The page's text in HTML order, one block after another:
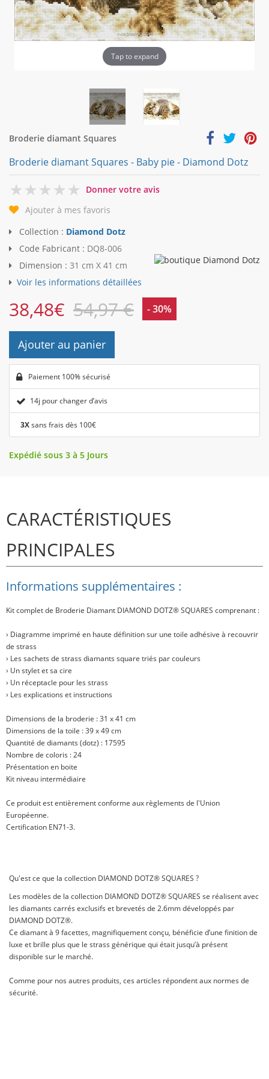
Tap to expand
Broderie diamant Squares
Broderie diamant Squares - Baby pie - Diamond Dotz
0
Donner votre avis
Ajouter à mes favoris
Collection : Diamond Dotz
Code Fabricant : DQ8-006
Dimension : 31 cm X 41 cm
Voir les informations détaillées
38,48€ 54,97 € - 30%
Ajouter au panier
Paiement 100% sécurisé
14j pour changer d’avis
3Xsans frais dès 100€
Expédié sous 3 à 5 Jours
CARACTÉRISTIQUES
PRINCIPALES
Informations supplémentaires :
Kit complet de Broderie Diamant DIAMOND DOTZ® SQUARES comprenant :
› Diagramme imprimé en haute définition sur une toile adhésive à recouvrir
de strass
› Les sachets de strass diamants square triés par couleurs
› Un stylet et sa cire
› Un réceptacle pour les strass
› Les explications et instructions
Dimensions de la broderie : 31 x 41 cm
Dimensions de la toile : 39 x 49 cm
Quantité de diamants (dotz) : 17595
Nombre de coloris : 24
Présentation en boite
Kit niveau intermédiaire
Ce produit est entièrement conforme aux règlements de l'Union
Européenne.
Certification EN71-3.
Qu'est ce que la collection DIAMOND DOTZ® SQUARES ?
Les modèles de la collection DIAMOND DOTZ® SQUARES se réalisent avec
les diamants carrés exclusifs et brevetés de 2.6mm développés par
DIAMOND DOTZ®.
Ce diamant à 9 facettes, magnifiquement conçu, bénéficie d’une finition de
luxe et brille plus que le strass générique qui était jusqu’à présent
disponible sur le marché.
Comme pour nos autres produits, ces articles répondent aux normes de
sécurité.